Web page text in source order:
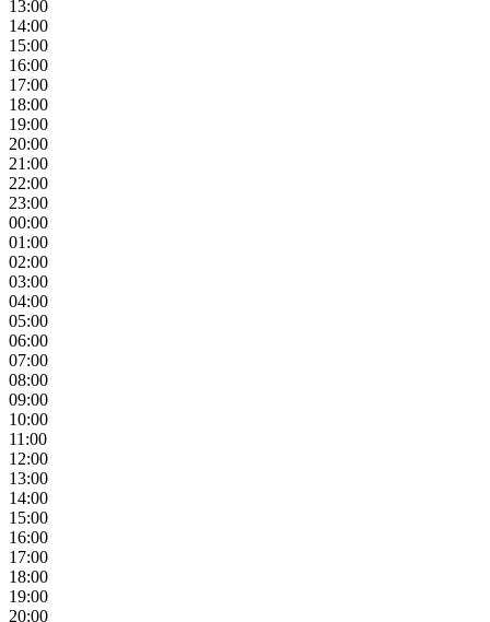
13:00
14:00
15:00
16:00
17:00
18:00
19:00
20:00
21:00
22:00
23:00
00:00
01:00
02:00
03:00
04:00
05:00
06:00
07:00
08:00
09:00
10:00
11:00
12:00
13:00
14:00
15:00
16:00
17:00
18:00
19:00
20:00